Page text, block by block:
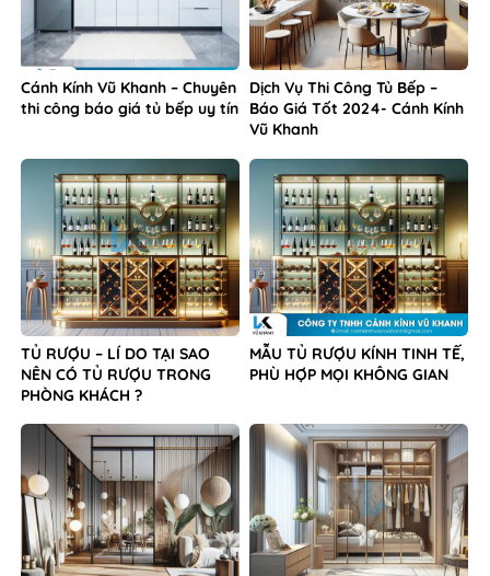
Cánh Kính Vũ Khanh – Chuyên
thi công báo giá tủ bếp uy tín
Dịch Vụ Thi Công Tủ Bếp –
Báo Giá Tốt 2024- Cánh Kính
Vũ Khanh
TỦ RƯỢU – LÍ DO TẠI SAO
NÊN CÓ TỦ RƯỢU TRONG
PHÒNG KHÁCH ?
MẪU TỦ RƯỢU KÍNH TINH TẾ,
PHÙ HỢP MỌI KHÔNG GIAN